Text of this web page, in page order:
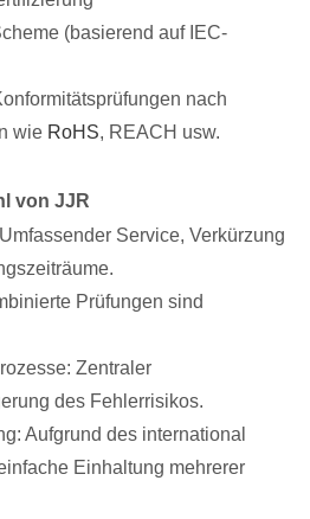
(basierend auf IEC-
nach
wie RoHS, REACH usw.
von JJR
Service, Verkürzung
Prüfungen sind
Zentraler
des Fehlerrisikos.
Aufgrund des international
Einhaltung mehrerer